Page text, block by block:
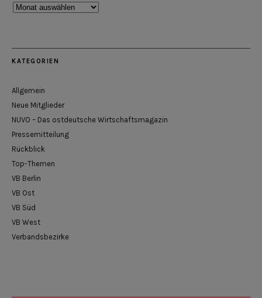
Rückblick
KATEGORIEN
Allgemein
Neue Mitglieder
NUVO – Das ostdeutsche Wirtschaftsmagazin
Pressemitteilung
Rückblick
Top-Themen
VB Berlin
VB Ost
VB Süd
VB West
Verbandsbezirke